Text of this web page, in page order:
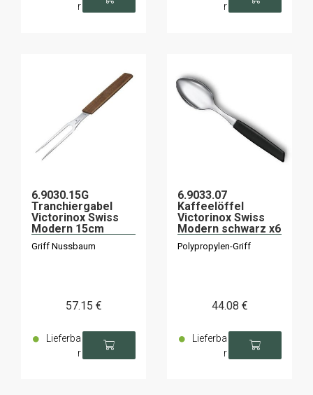
r
r
6.9030.15G
Tranchiergabel
Victorinox Swiss
Modern 15cm
Griff Nussbaum
57.15 €
Lieferba
r
6.9033.07
Kaffeelöffel
Victorinox Swiss
Modern schwarz x6
Polypropylen-Griff
44.08 €
Lieferba
r